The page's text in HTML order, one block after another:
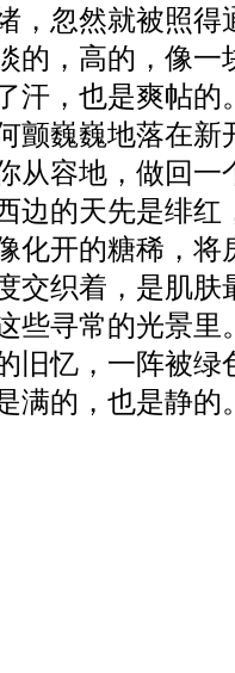
，忽然就被照得
的，高的，像
汗，也是爽帖
颤巍巍地落在
从容地，做回一
边的天先是绯
化开的糖稀，
交织着，是肌肤
些寻常的光景
旧忆，一阵被
满的，也是静的。